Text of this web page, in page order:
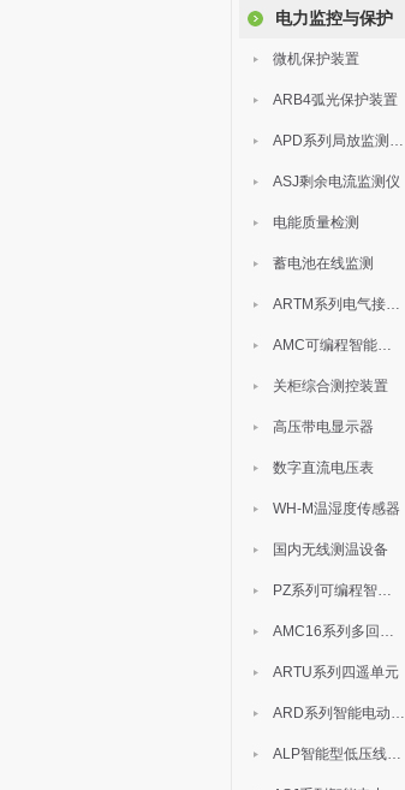
电力监控与保护
微机保护装置
ARB4弧光保护装置
APD系列局放监测装置
ASJ剩余电流监测仪
电能质量检测
蓄电池在线监测
ARTM系列电气接点测温装置
AMC可编程智能电测表
关柜综合测控装置
高压带电显示器
数字直流电压表
WH-M温湿度传感器
国内无线测温设备
PZ系列可编程智能表
AMC16系列多回路监控装置
ARTU系列四遥单元
ARD系列智能电动机保护器
ALP智能型低压线路保护装置